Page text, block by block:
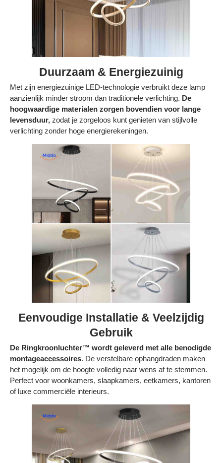
Duurzaam & Energiezuinig
Met zijn energiezuinige LED-technologie verbruikt deze lamp
aanzienlijk minder stroom dan traditionele verlichting. De
hoogwaardige materialen zorgen bovendien voor lange
levensduur, zodat je zorgeloos kunt genieten van stijlvolle
verlichting zonder hoge energierekeningen.
Eenvoudige Installatie & Veelzijdig
Gebruik
De Ringkroonluchter™ wordt geleverd met alle benodigde
montageaccessoires. De verstelbare ophangdraden maken
het mogelijk om de hoogte volledig naar wens af te stemmen.
Perfect voor woonkamers, slaapkamers, eetkamers, kantoren
of luxe commerciële interieurs.